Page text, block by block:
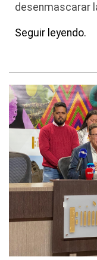
desenmascarar
Seguir leyendo.